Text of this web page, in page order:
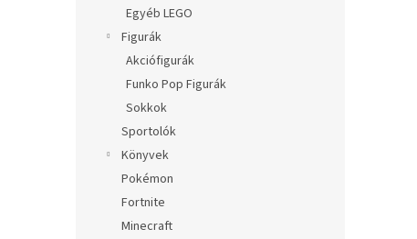
Egyéb LEGO
Figurák
Akciófigurák
Funko Pop Figurák
Sokkok
Sportolók
Könyvek
Pokémon
Fortnite
Minecraft